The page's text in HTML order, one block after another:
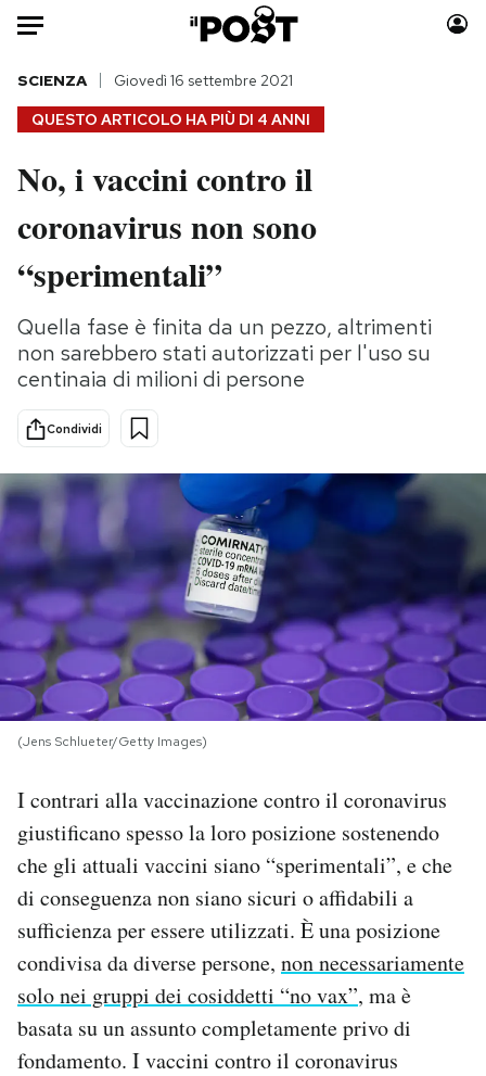
Auto
HOME
Italia
Politica
Tecnologia
Scienza
Cultura
Sport
Moda
Consumismi
Media
Europa
PODCAST
NEWSLETTER
I MIEI PREFERITI
SHOP
Area Personale
Newsletter
Notifiche mobile
QUESTO ARTICOLO HA PIÙ DI 4 ANNI
SCIENZA Giovedì 16 settembre 2021
No, i vaccini contro il
coronavirus non sono
“sperimentali”
Quella fase è finita da un pezzo, altrimenti
non sarebbero stati autorizzati per l'uso su
centinaia di milioni di persone
Condividi
(Jens Schlueter/Getty Images)
I contrari alla vaccinazione contro il coronavirus
giustificano spesso la loro posizione sostenendo
che gli attuali vaccini siano “sperimentali”, e che
di conseguenza non siano sicuri o affidabili a
sufficienza per essere utilizzati. È una posizione
condivisa da diverse persone, non necessariamente
solo nei gruppi dei cosiddetti “no vax”, ma è
basata su un assunto completamente privo di
fondamento. I vaccini contro il coronavirus